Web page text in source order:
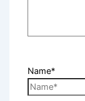
Name*